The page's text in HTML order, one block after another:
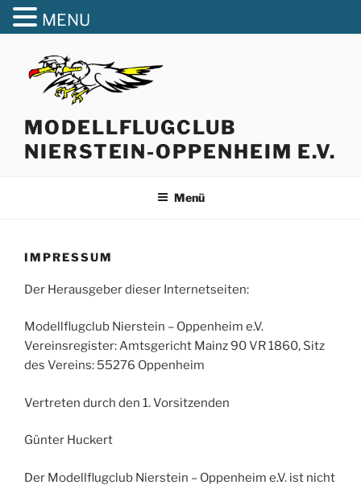
springen
MODELLFLUGCLUB
NIERSTEIN-OPPENHEIM E.V.
Menü
IMPRESSUM
Der Herausgeber dieser Internetseiten:
Modellflugclub Nierstein – Oppenheim e.V.
Vereinsregister: Amtsgericht Mainz 90 VR 1860, Sitz
des Vereins: 55276 Oppenheim
Vertreten durch den 1. Vorsitzenden
Günter Huckert
Der Modellflugclub Nierstein – Oppenheim e.V. ist nicht
MENU